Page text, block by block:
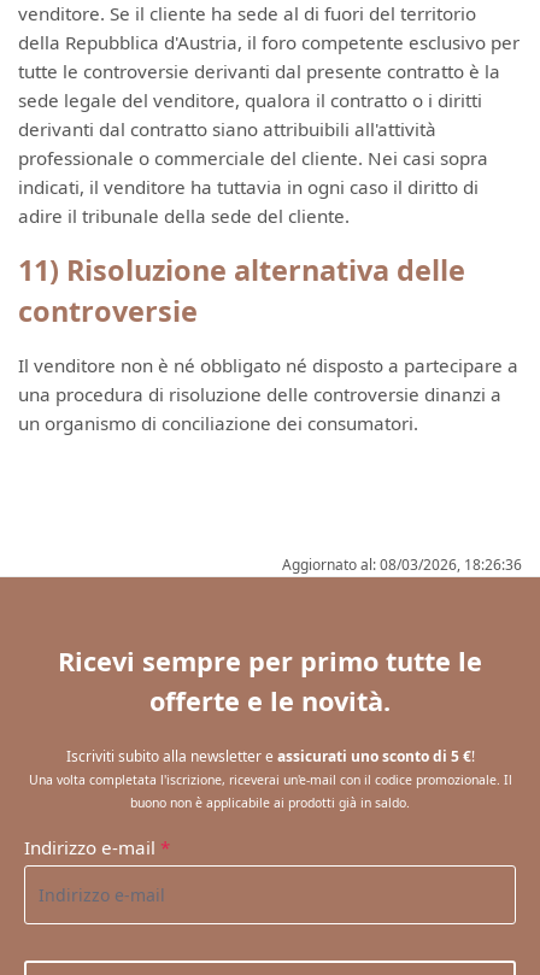
venditore. Se il cliente ha sede al di fuori del territorio
della Repubblica d'Austria, il foro competente esclusivo per
tutte le controversie derivanti dal presente contratto è la
sede legale del venditore, qualora il contratto o i diritti
derivanti dal contratto siano attribuibili all'attività
professionale o commerciale del cliente. Nei casi sopra
indicati, il venditore ha tuttavia in ogni caso il diritto di
adire il tribunale della sede del cliente.
11) Risoluzione alternativa delle
controversie
Il venditore non è né obbligato né disposto a partecipare a
una procedura di risoluzione delle controversie dinanzi a
un organismo di conciliazione dei consumatori.
Aggiornato al: 08/03/2026, 18:26:36
Ricevi sempre per primo tutte le
offerte e le novità.
Iscriviti subito alla newsletter e assicurati uno sconto di 5 €!
Una volta completata l'iscrizione, riceverai un'e-mail con il codice promozionale. Il
buono non è applicabile ai prodotti già in saldo.
Indirizzo e-mail *